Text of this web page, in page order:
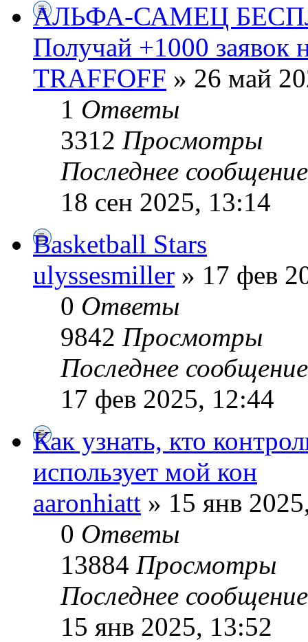
АЛЬФА-САМЕЦ
Получай +1000 заявок
TRAFFOFF » 26 май
1 Ответы
3312 Просмотры
Последнее
18 сен 2025, 13:14
Basketball Stars
ulyssesmiller » 17 фев
0 Ответы
9842 Просмотры
Последнее
17 фев 2025, 12:44
Как узнать, кто
использует мой кон
aaronhiatt » 15 янв
0 Ответы
13884 Просмотры
Последнее
15 янв 2025, 13:52